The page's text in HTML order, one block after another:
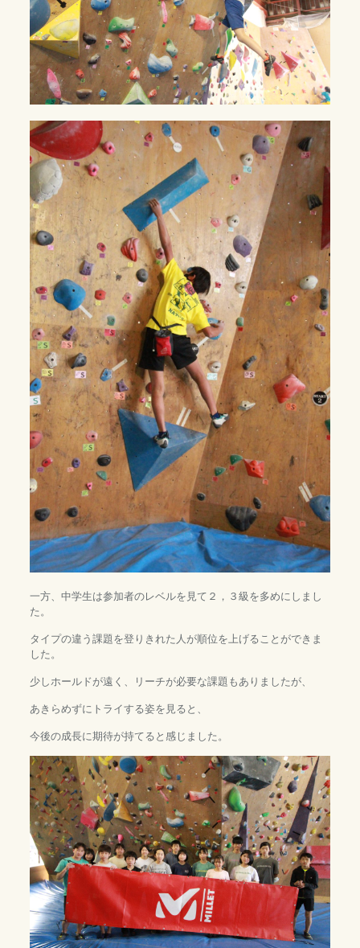
一方、中学生は参加者のレベルを見て２，３級を多めにしまし
た。
タイプの違う課題を登りきれた人が順位を上げることができま
した。
少しホールドが遠く、リーチが必要な課題もありましたが、
あきらめずにトライする姿を見ると、
今後の成長に期待が持てると感じました。